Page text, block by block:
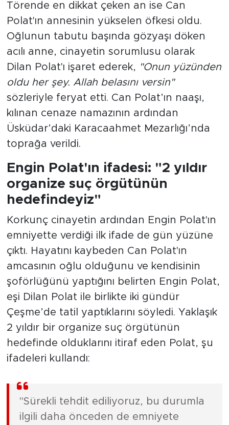
Törende en dikkat çeken an ise Can
Polat'ın annesinin yükselen öfkesi oldu.
Oğlunun tabutu başında gözyaşı döken
acılı anne, cinayetin sorumlusu olarak
Dilan Polat'ı işaret ederek, "Onun yüzünden
oldu her şey. Allah belasını versin"
sözleriyle feryat etti. Can Polat’ın naaşı,
kılınan cenaze namazının ardından
Üsküdar’daki Karacaahmet Mezarlığı’nda
toprağa verildi.
Engin Polat'ın ifadesi: "2 yıldır
organize suç örgütünün
hedefindeyiz"
Korkunç cinayetin ardından Engin Polat'ın
emniyette verdiği ilk ifade de gün yüzüne
çıktı. Hayatını kaybeden Can Polat'ın
amcasının oğlu olduğunu ve kendisinin
şoförlüğünü yaptığını belirten Engin Polat,
eşi Dilan Polat ile birlikte iki gündür
Çeşme’de tatil yaptıklarını söyledi. Yaklaşık
2 yıldır bir organize suç örgütünün
hedefinde olduklarını itiraf eden Polat, şu
ifadeleri kullandı:
"Sürekli tehdit ediliyoruz, bu durumla
ilgili daha önceden de emniyete